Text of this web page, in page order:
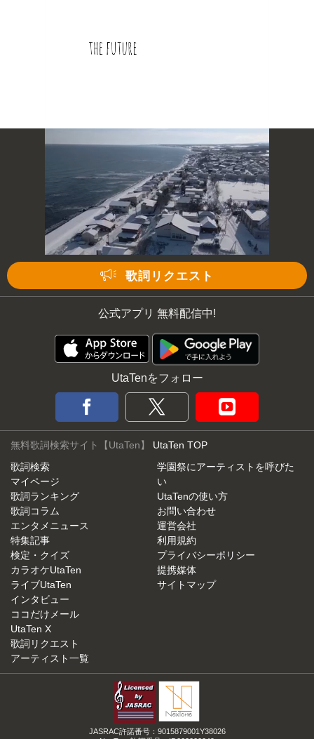
次の動画まで 3 キャンセル
歌詞リクエスト
公式アプリ 無料配信中!
UtaTenをフォロー
無料歌詞検索サイト【UtaTen】 UtaTen TOP
歌詞検索
マイページ
歌詞ランキング
歌詞コラム
エンタメニュース
特集記事
検定・クイズ
カラオケUtaTen
ライブUtaTen
インタビュー
ココだけメール
UtaTen X
歌詞リクエスト
アーティスト一覧
学園祭にアーティストを呼びた
い
UtaTenの使い方
お問い合わせ
運営会社
利用規約
プライバシーポリシー
提携媒体
サイトマップ
JASRAC許諾番号：9015879001Y38026